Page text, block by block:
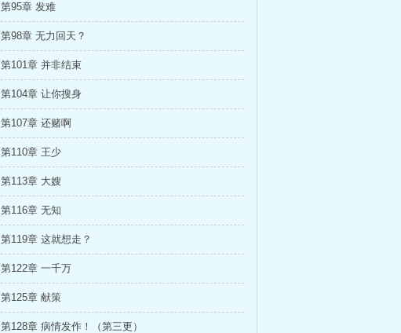
第95章 发难
第98章 无力回天？
第101章 并非结束
第104章 让你搜身
第107章 还赌啊
第110章 王少
第113章 大嫂
第116章 无知
第119章 这就想走？
第122章 一千万
第125章 献策
第128章 病情发作！（第三更）